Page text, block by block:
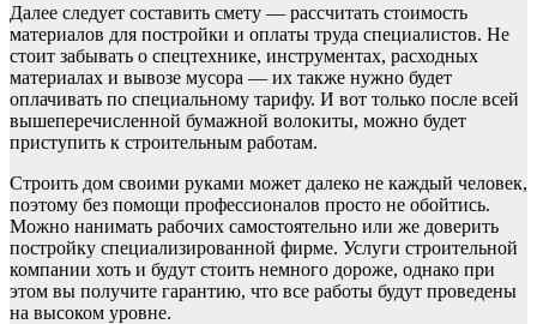
Далее следует составить смету — рассчитать стоимость
материалов для постройки и оплаты труда специалистов. Не
стоит забывать о спецтехнике, инструментах, расходных
материалах и вывозе мусора — их также нужно будет
оплачивать по специальному тарифу. И вот только после всей
вышеперечисленной бумажной волокиты, можно будет
приступить к строительным работам.
Строить дом своими руками может далеко не каждый человек,
поэтому без помощи профессионалов просто не обойтись.
Можно нанимать рабочих самостоятельно или же доверить
постройку специализированной фирме. Услуги строительной
компании хоть и будут стоить немного дороже, однако при
этом вы получите гарантию, что все работы будут проведены
на высоком уровне.